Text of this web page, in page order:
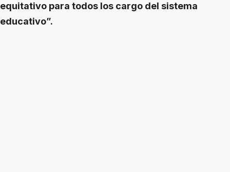
equitativo para todos los cargo del sistema
educativo”.